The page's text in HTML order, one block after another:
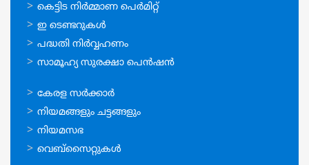
ഓണ്‍ലൈന്‍
സേവനങ്ങള്‍
കെട്ടിട നിര്‍മ്മാണ പെര്‍മിറ്റ്‌
ഇ ടെണ്ടറുകള്‍
പദ്ധതി നിര്‍വ്വഹണം
സാമൂഹ്യ സുരക്ഷാ പെന്‍ഷന്‍
ഉപയോഗപ്രദമായ
കണ്ണികള്‍
കേരള സര്‍ക്കാര്‍
നിയമങ്ങളും ചട്ടങ്ങളും
നിയമസഭ
വെബ്സൈറ്റുകള്‍